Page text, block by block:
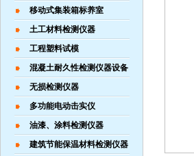
移动式集装箱标养室
土工材料检测仪器
工程塑料试模
混凝土耐久性检测仪器设备
无损检测仪器
多功能电动击实仪
油漆、涂料检测仪器
建筑节能保温材料检测仪器